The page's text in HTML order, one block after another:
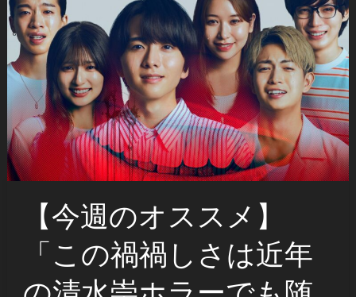
【今週のオススメ】
「この禍禍しさは近年